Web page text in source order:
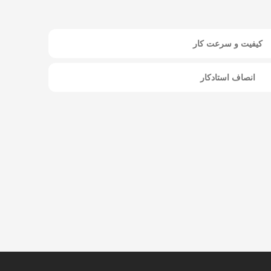
کیفیت و سرعت کار
انصاف استادکار